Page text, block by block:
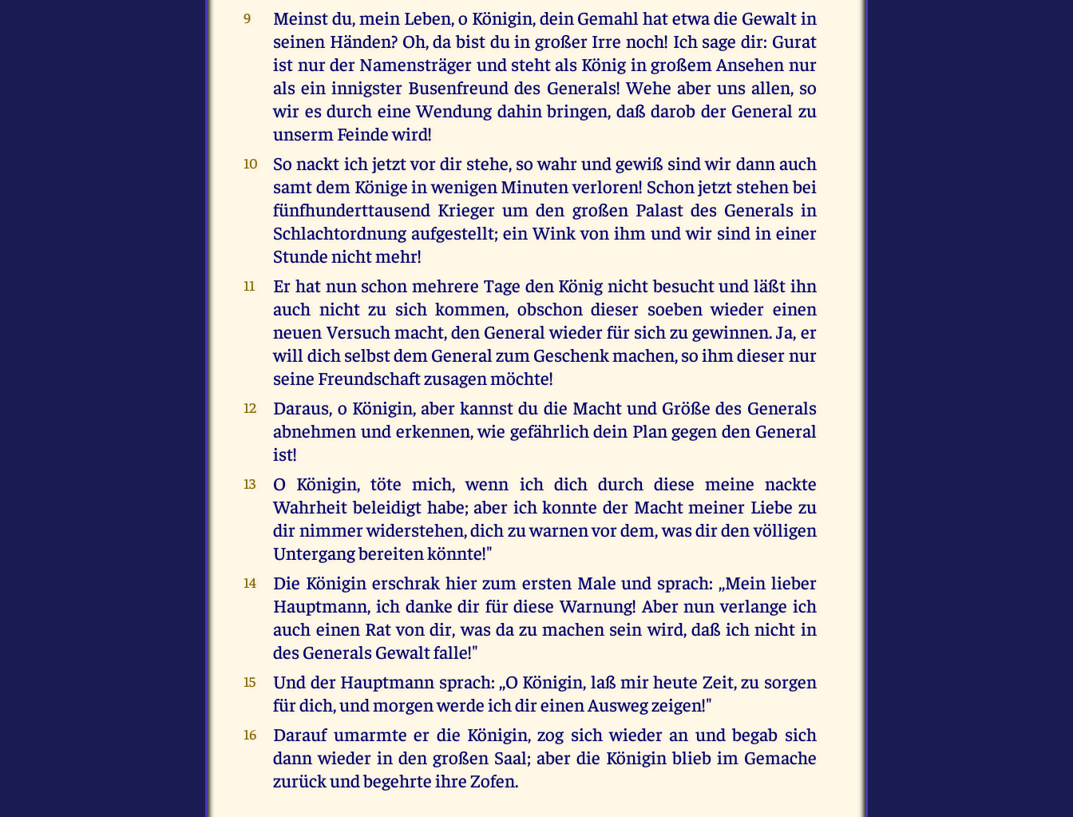
9
Meinst du, mein Leben, o Königin, dein Gemahl hat etwa die Gewalt in
seinen Händen? Oh, da bist du in großer Irre noch! Ich sage dir: Gurat
ist nur der Namensträger und steht als König in großem Ansehen nur
als ein innigster Busenfreund des Generals! Wehe aber uns allen, so
wir es durch eine Wendung dahin bringen, daß darob der General zu
unserm Feinde wird!
10
So nackt ich jetzt vor dir stehe, so wahr und gewiß sind wir dann auch
samt dem Könige in wenigen Minuten verloren! Schon jetzt stehen bei
fünfhunderttausend Krieger um den großen Palast des Generals in
Schlachtordnung aufgestellt; ein Wink von ihm und wir sind in einer
Stunde nicht mehr!
11
Er hat nun schon mehrere Tage den König nicht besucht und läßt ihn
auch nicht zu sich kommen, obschon dieser soeben wieder einen
neuen Versuch macht, den General wieder für sich zu gewinnen. Ja, er
will dich selbst dem General zum Geschenk machen, so ihm dieser nur
seine Freundschaft zusagen möchte!
12
Daraus, o Königin, aber kannst du die Macht und Größe des Generals
abnehmen und erkennen, wie gefährlich dein Plan gegen den General
ist!
13
O Königin, töte mich, wenn ich dich durch diese meine nackte
Wahrheit beleidigt habe; aber ich konnte der Macht meiner Liebe zu
dir nimmer widerstehen, dich zu warnen vor dem, was dir den völligen
Untergang bereiten könnte!"
14
Die Königin erschrak hier zum ersten Male und sprach: ,,Mein lieber
Hauptmann, ich danke dir für diese Warnung! Aber nun verlange ich
auch einen Rat von dir, was da zu machen sein wird, daß ich nicht in
des Generals Gewalt falle!"
15
Und der Hauptmann sprach: ,,O Königin, laß mir heute Zeit, zu sorgen
für dich, und morgen werde ich dir einen Ausweg zeigen!"
16
Darauf umarmte er die Königin, zog sich wieder an und begab sich
dann wieder in den großen Saal; aber die Königin blieb im Gemache
zurück und begehrte ihre Zofen.